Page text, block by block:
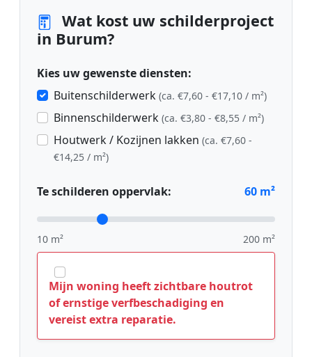
Wat kost uw schilderproject
in Burum?
Kies uw gewenste diensten:
Buitenschilderwerk (ca. €7,60 - €17,10 / m²)
Binnenschilderwerk (ca. €3,80 - €8,55 / m²)
Houtwerk / Kozijnen lakken (ca. €7,60 -
€14,25 / m²)
Te schilderen oppervlak: 60 m²
10 m² 200 m²
Mijn woning heeft zichtbare houtrot
of ernstige verfbeschadiging en
vereist extra reparatie.